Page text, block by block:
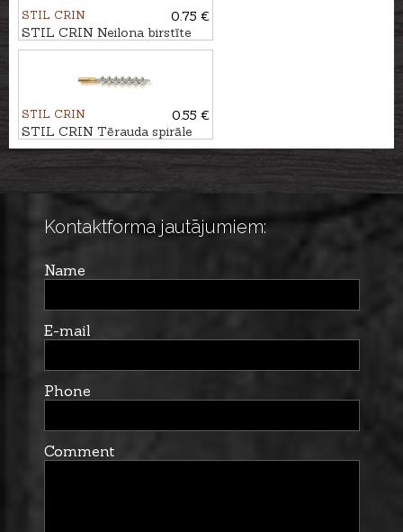
STIL CRIN
0.75 €
STIL CRIN Neilona birstīte
kal. 9mm
STIL CRIN
0.55 €
STIL CRIN Tērauda spirāle
kal. 7mm
Kontaktforma jautājumiem:
Name
E-mail
Phone
Comment